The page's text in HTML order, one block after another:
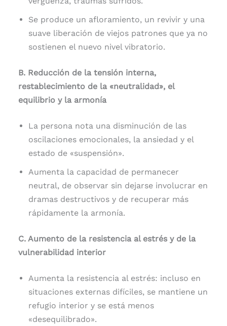
Se produce un afloramiento, un revivir y una
suave liberación de viejos patrones que ya no
sostienen el nuevo nivel vibratorio.
B. Reducción de la tensión interna,
restablecimiento de la «neutralidad», el
equilibrio y la armonía
La persona nota una disminución de las
oscilaciones emocionales, la ansiedad y el
estado de «suspensión».
Aumenta la capacidad de permanecer
neutral, de observar sin dejarse involucrar en
dramas destructivos y de recuperar más
rápidamente la armonía.
C. Aumento de la resistencia al estrés y de la
vulnerabilidad interior
Aumenta la resistencia al estrés: incluso en
situaciones externas difíciles, se mantiene un
refugio interior y se está menos
«desequilibrado».